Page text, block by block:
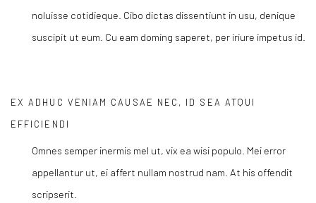
noluisse cotidieque. Cibo dictas dissentiunt in usu, denique
suscipit ut eum. Cu eam doming saperet, per iriure impetus id.
EX ADHUC VENIAM CAUSAE NEC, ID SEA ATQUI
EFFICIENDI
Omnes semper inermis mel ut, vix ea wisi populo. Mei error
appellantur ut, ei affert nullam nostrud nam. At his offendit
scripserit.